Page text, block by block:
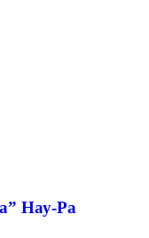
Нау-Ра